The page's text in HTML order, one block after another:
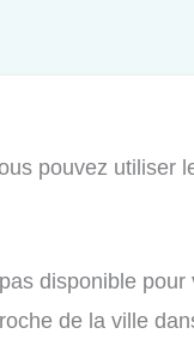
pouvez utiliser
disponible
de la ville